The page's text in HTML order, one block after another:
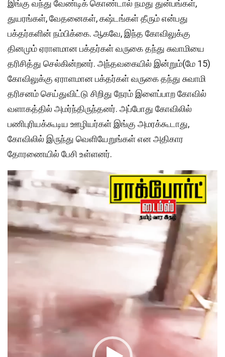
இங்கு வந்து வேண்டிக் கொண்டால் நமது துன்பங்கள்,
துயரங்கள், வேதனைகள், கஷ்டங்கள் தீரும் என்பது
பக்தர்களின் நம்பிக்கை. ஆகவே, இந்த கோவிலுக்கு
தினமும் ஏராளமான பக்தர்கள் வருகை தந்து சுவாமியை
தரிசித்து செல்கின்றனர். அந்தவகையில் இன்றும்(மே 15)
கோவிலுக்கு ஏராளமான பக்தர்கள் வருகை தந்து சுவாமி
தரிசனம் செய்துவிட்டு சிறிது நேரம் இளைப்பாற கோவில்
வளாகத்தில் அமர்ந்திருந்தனர். அப்போது கோவிலில்
பணிபுரியக்கூடிய ஊழியர்கள் இங்கு அமரக்கூடாது,
கோவிலில் இருந்து வெளியேறுங்கள் என அதிகார
தோரணையில் பேசி உள்ளனர்.
Video
Player